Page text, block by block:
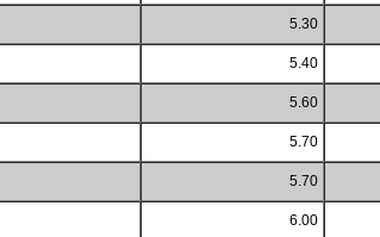
5.30
5.40
5.60
5.70
5.70
6.00